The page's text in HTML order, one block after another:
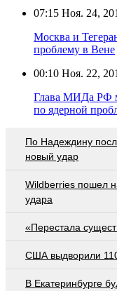
07:15 Ноя. 24,
Москва и
проблему в Вене
00:10 Ноя. 22,
Глава МИДа РФ
по ядерной
По Надеждину
новый удар
Wildberries пошел
удара
«Перестала
США выдворили
В Екатеринбурге